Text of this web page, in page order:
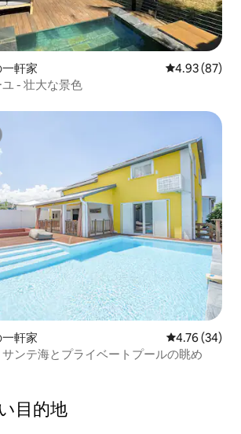
軒家 レビュー87
4.93 (87)
- 壮大な景色
軒家 レビュー34
4.76 (34)
ンテ海とプライベートプールの眺め
目⁠的⁠地